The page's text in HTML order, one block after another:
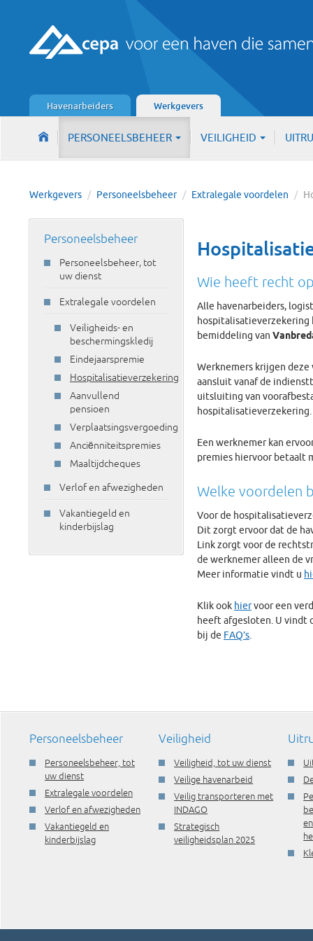
Havenarbeiders Werkgevers
PERSONEELSBEHEER VEILIGHEID
Werkgevers / Personeelsbeheer / Extralegale voordelen /
Personeelsbeheer
Personeelsbeheer, tot
uw dienst
Extralegale voordelen
Veiligheids- en
beschermingskledij
Eindejaarspremie
Hospitalisatieverzekering
Aanvullend
pensioen
Verplaatsingsvergoeding
Anciënniteitspremies
Maaltijdcheques
Verlof en afwezigheden
Vakantiegeld en
kinderbijslag
Wie heeft recht
Alle havenarbeiders,
hospitalisatieverzekering
bemiddeling van
Werknemers krijgen
aansluit vanaf de
uitsluiting van
hospitalisatieverzekering.
Een werknemer kan
premies hiervoor betaalt
Welke voordelen
Voor de
Dit zorgt ervoor dat de
Link zorgt voor de
de werknemer alleen de
Meer informatie vindt u
Klik ook hiervoor een
heeft afgesloten. U vindt
bij de FAQ’s
Personeelsbeheer
Personeelsbeheer, tot
uw dienst
Extralegale voordelen
Verlof en afwezigheden
Vakantiegeld en
kinderbijslag
Veiligheid
Veiligheid, tot uw dienst
Veilige havenarbeid
Veilig transporteren met
INDAGO
Strategisch
veiligheidsplan 2025
en